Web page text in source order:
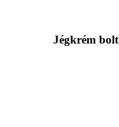
Jégkrém bolt